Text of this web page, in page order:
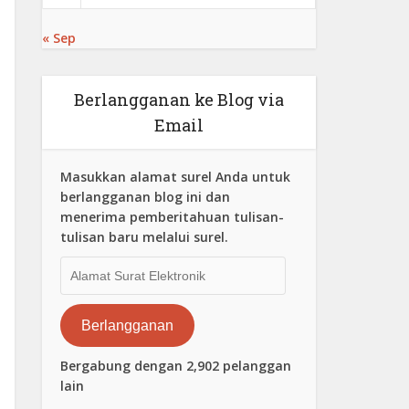
« Sep
Berlangganan ke Blog via
Email
Masukkan alamat surel Anda untuk
berlangganan blog ini dan
menerima pemberitahuan tulisan-
tulisan baru melalui surel.
Surat
Elektronik
Berlangganan
Bergabung dengan 2,902 pelanggan
lain